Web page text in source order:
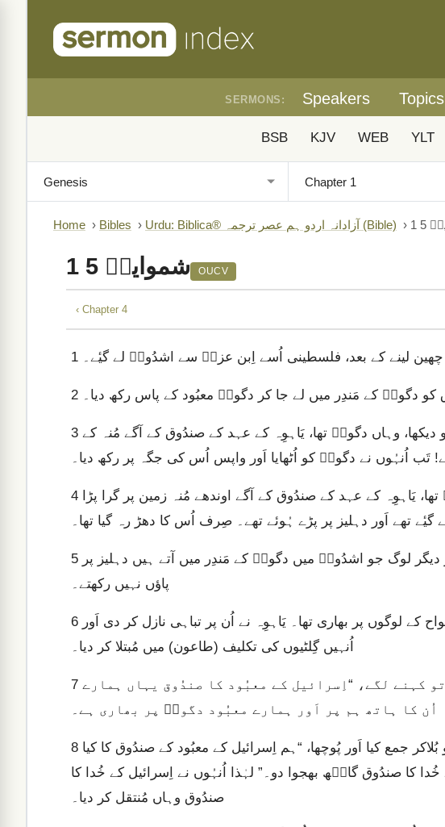
SERMONS: Speakers Topics
BSB KJV WEB YLT
Home › Bibles › Urdu: Biblica® آزادانہ اردو ہم عصر ترجمہ (Bible) › 5
1 شموایلؔ 5 OUCV
‹ Chapter 4
1 لینے کے بعد، فلسطینی اُسے اِبن عزرؔ سے اشدُودؔ لے گیٔے۔
2 کو دگونؔ کے مَندِر میں لے جا کر دگونؔ معبُود کے پاس رکھ دیا۔
3
تَب اُنہُوں نے دگونؔ کو اُٹھایا اَور واپس اُس کی جگہ پر رکھ دیا۔
4
گیٔے تھے اَور دہلیز پر پڑے ہُوئے تھے۔ صِرف اُس کا دھڑ رہ گیا تھا۔
5
پاؤں نہیں رکھتے۔
6
اُنہیں گِلٹیوں کی تکلیف (طاعون) میں مُبتلا کر دیا۔
7
8
خُدا کا صندُوق گاتؔھ بھجوا دو۔” لہٰذا اُنہُوں نے اِسرائیل کے خُدا کا
صندُوق وہاں مُنتقل کر دیا۔